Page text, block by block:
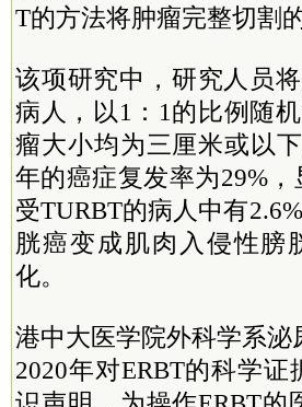
T的方法将肿瘤完整切割
该项研究中，研究人员
病人，以1：1的比例随
瘤大小均为三厘米或以
年的癌症复发率为29%
受TURBT的病人中有
胱癌变成肌肉入侵性膀
化。
港中大医学院外科学系
2020年对ERBT的科学